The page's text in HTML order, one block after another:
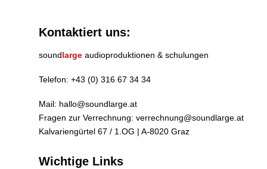
Kontaktiert uns:
soundlarge audioproduktionen & schulungen
Telefon: +43 (0) 316 67 34 34
Mail: hallo@soundlarge.at
Fragen zur Verrechnung: verrechnung@soundlarge.at
Kalvariengürtel 67 / 1.OG | A-8020 Graz
Wichtige Links